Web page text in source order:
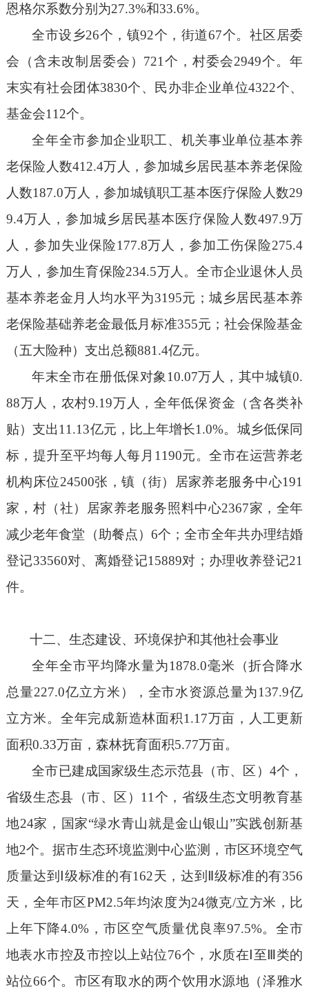
恩格尔系数分别为27.3%和33.6%。
全市设乡26个，镇92个，街道67个。社区居委
会（含未改制 居委会） 721 个，村委会2949个。年
末实有社会团体3830个、民办非企业单位4322个、
基金会11 2个。
全年全市参加企业职工、机关事业单位基本养
老保险人数412.4万人，参加城乡居民基本养老保险
人数187.0万人，参加城镇职工基本医疗保险人数29
9.4万人，参加城乡居民基本医疗保险人数497.9万
人，参加失业保险177.8万人，参加工伤保险275.4
万人，参加生育保险234.5万人。全市企业退休人员
基本养老金月人均水平为3195元；城乡居民基本养
老保险基础养老金最低月标准355元；社会保险基金
（五大险种）支出总额881.4亿元。
年末全市在册低保对象 10.07万人，其中城镇0.
88万人，农村9.19万人，全年低保资金（含各类补
贴）支出11.13亿元，比上年增长1.0%。城乡低保同
标，提升至平均每人每月 1190元。全市在运营养老
机构床位24500张， 镇（街）居家养老服务中心191
家，村（社）居家养老服务照料中心2367家，全年
减少老年食堂（助餐点）6个 ；全市全年共办理结婚
登记33560对、离婚登记15889对；办理收养登记21
件。
十二、生态建设、环境保护和其他社会事业
全年全市平均降水量为1878.0毫米（折合降水
总量227.0亿立方米），全市水资源总量为1 37.9亿
立方米。全年完成新造林面积1.17万亩，人工更新
面积0.33万亩，森林抚育面积5.77万亩。
全市已建成国家级生态示范县（市、区） 4个，
省级生态县（市、区） 11 个，省级生态文明教育基
地24家，国家“绿水青山就是金山银山”实践创新基
地2个。据市生态环境监测中心监测，市区环境空气
质量达到Ⅰ级标准的有162天，达到Ⅱ级标准的有356
天，全年市区PM2.5年均浓度为24微克/立方米，比
上年下降4.0% ，市区空气质量优良率97.5%。全市
地表水市控及市控以上站位76个，水质在Ⅰ至Ⅲ类的
站位66个。市区有取水的两个饮用水源地（泽雅水